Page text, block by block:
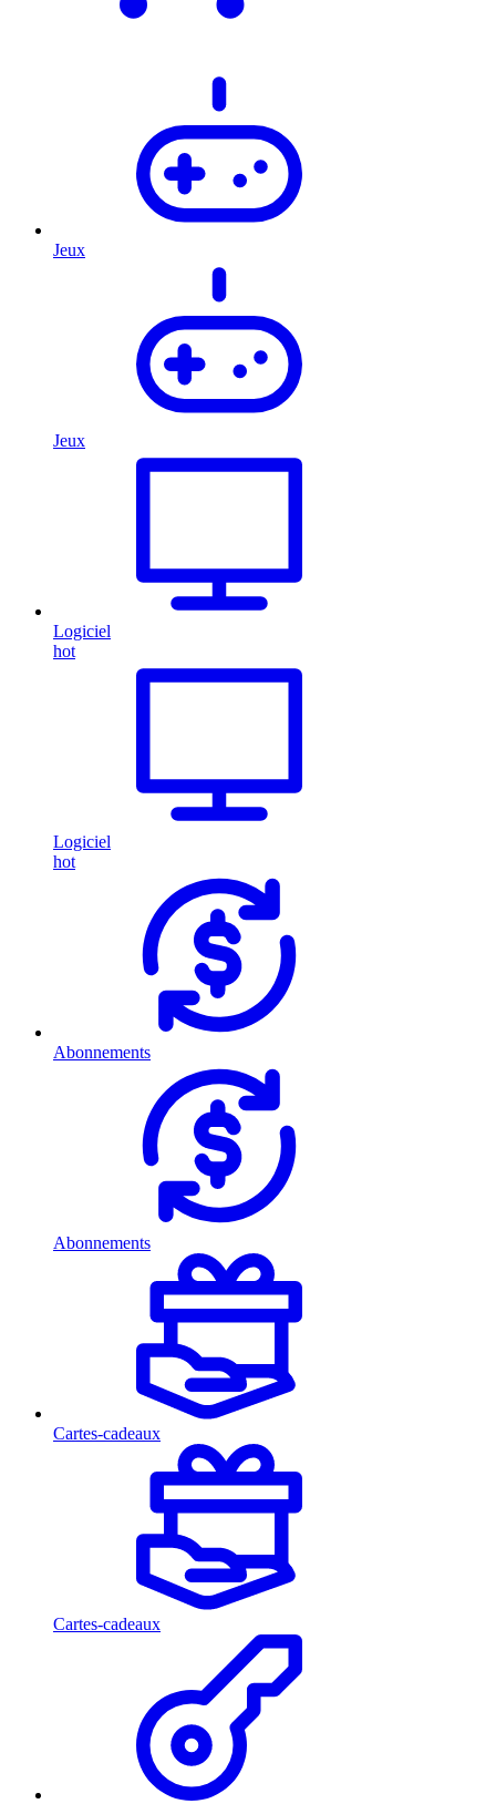
Jeux
Jeux
Logiciel
hot
Logiciel
hot
Abonnements
Abonnements
Cartes-cadeaux
Cartes-cadeaux